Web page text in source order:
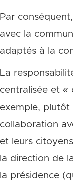
Par
avec la
adaptés à la
La
centralisée et «
exemple, plutôt
collaboration
et leurs
la direction de
la présidence